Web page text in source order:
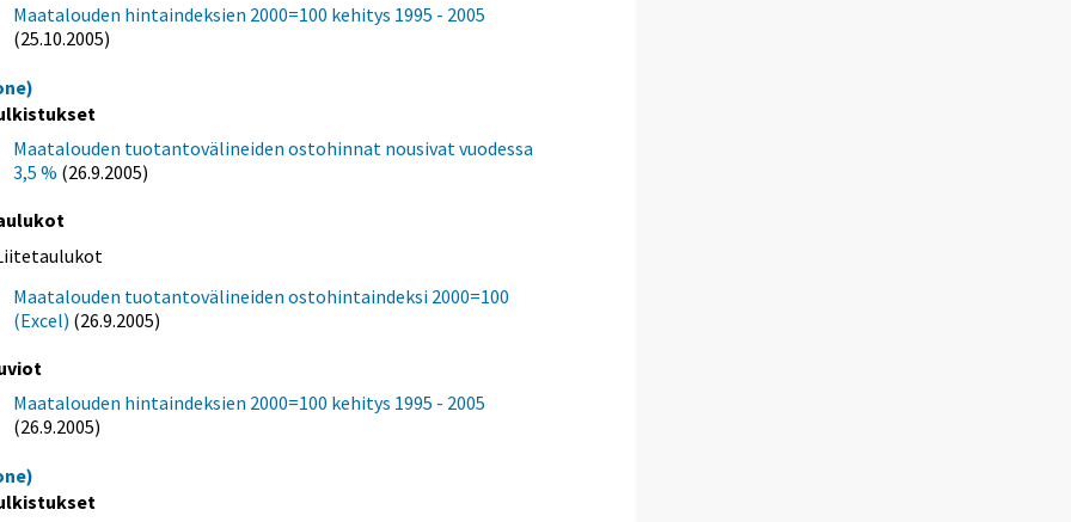
Maatalouden hintaindeksien 2000=100 kehitys 1995 - 2005
(25.10.2005)
Maatalouden tuotantovälineiden ostohinnat nousivat vuodessa
3,5 % (26.9.2005)
Maatalouden tuotantovälineiden ostohintaindeksi 2000=100
(Excel) (26.9.2005)
Maatalouden hintaindeksien 2000=100 kehitys 1995 - 2005
(26.9.2005)